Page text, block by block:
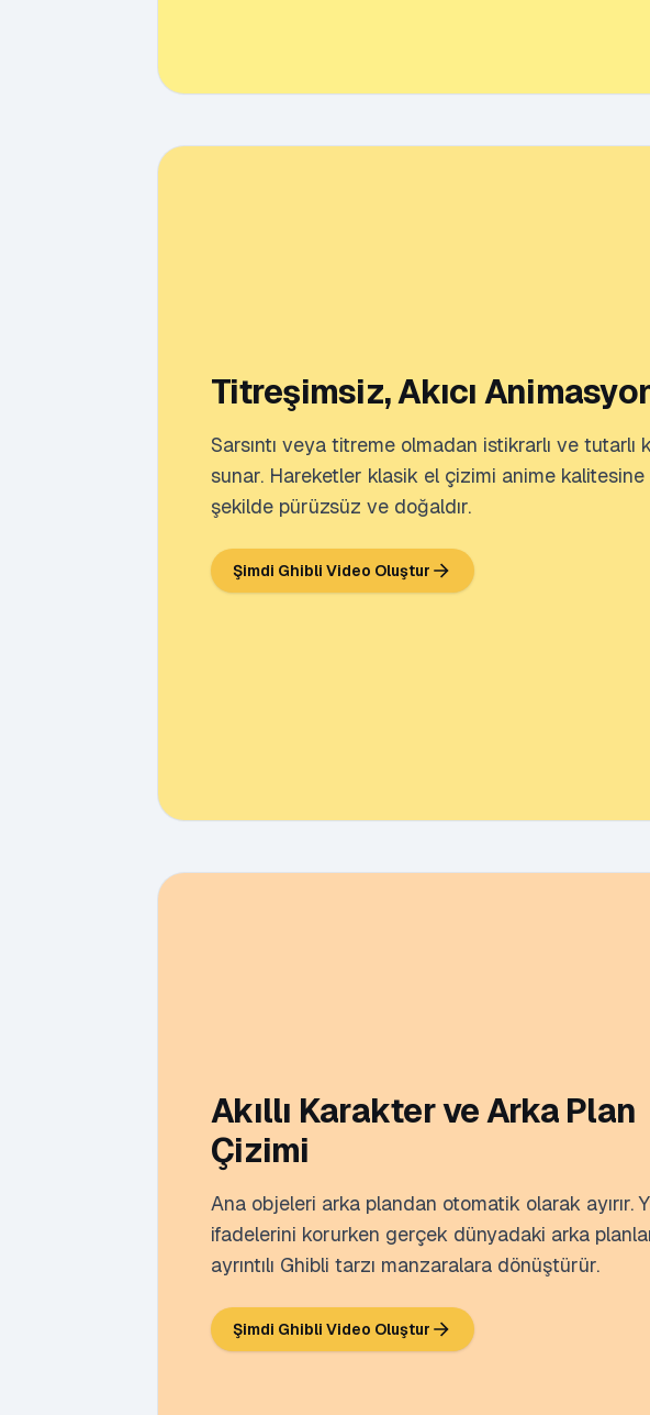
Titreşimsiz, Akıcı
Sarsıntı veya titreme olmadan istikrarlı ve tutarlı
sunar. Hareketler klasik el çizimi anime kalitesine
şekilde pürüzsüz ve doğaldır.
Şimdi Ghibli Video Oluştur
Akıllı Karakter ve Arka Plan
Çizimi
Ana objeleri arka plandan otomatik olarak ayırır.
ifadelerini korurken gerçek dünyadaki arka
ayrıntılı Ghibli tarzı manzaralara dönüştürür.
Şimdi Ghibli Video Oluştur